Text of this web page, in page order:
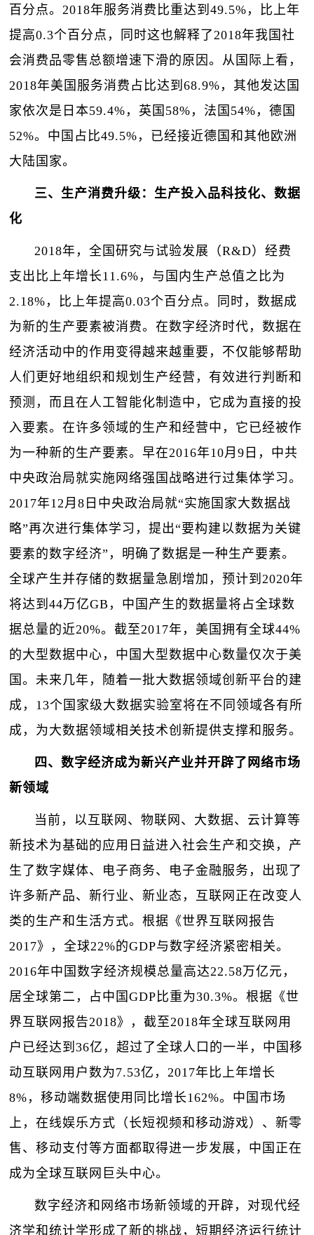
百分点。2018年服务消费比重达到49.5%，比上年
提高0.3个百分点，同时这也解释了2018年我国社
会消费品零售总额增速下滑的原因。从国际上看，
2018年美国服务消费占比达到68.9%，其他发达国
家依次是日本59.4%，英国58%，法国54%，德国
52%。中国占比49.5%，已经接近德国和其他欧洲
大陆国家。
三、生产消费升级：生产投入品科技化、数据
化
2018年，全国研究与试验发展（R&D）经费
支出比上年增长11.6%，与国内生产总值之比为
2.18%，比上年提高0.03个百分点。同时，数据成
为新的生产要素被消费。在数字经济时代，数据在
经济活动中的作用变得越来越重要，不仅能够帮助
人们更好地组织和规划生产经营，有效进行判断和
预测，而且在人工智能化制造中，它成为直接的投
入要素。在许多领域的生产和经营中，它已经被作
为一种新的生产要素。早在2016年10月9日，中共
中央政治局就实施网络强国战略进行过集体学习。
2017年12月8日中央政治局就“实施国家大数据战
略”再次进行集体学习，提出“要构建以数据为关键
要素的数字经济”，明确了数据是一种生产要素。
全球产生并存储的数据量急剧增加，预计到2020年
将达到44万亿GB，中国产生的数据量将占全球数
据总量的近20%。截至2017年，美国拥有全球44%
的大型数据中心，中国大型数据中心数量仅次于美
国。未来几年，随着一批大数据领域创新平台的建
成，13个国家级大数据实验室将在不同领域各有所
成，为大数据领域相关技术创新提供支撑和服务。
四、数字经济成为新兴产业并开辟了网络市场
新领域
当前，以互联网、物联网、大数据、云计算等
新技术为基础的应用日益进入社会生产和交换，产
生了数字媒体、电子商务、电子金融服务，出现了
许多新产品、新行业、新业态，互联网正在改变人
类的生产和生活方式。根据《世界互联网报告
2017》，全球22%的GDP与数字经济紧密相关。
2016年中国数字经济规模总量高达22.58万亿元，
居全球第二，占中国GDP比重为30.3%。根据《世
界互联网报告2018》，截至2018年全球互联网用
户已经达到36亿，超过了全球人口的一半，中国移
动互联网用户数为7.53亿，2017年比上年增长
8%，移动端数据使用同比增长162%。中国市场
上，在线娱乐方式（长短视频和移动游戏）、新零
售、移动支付等方面都取得进一步发展，中国正在
成为全球互联网巨头中心。
数字经济和网络市场新领域的开辟，对现代经
济学和统计学形成了新的挑战，短期经济运行统计